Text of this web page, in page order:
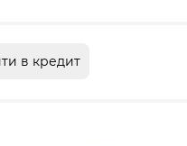
в кредит